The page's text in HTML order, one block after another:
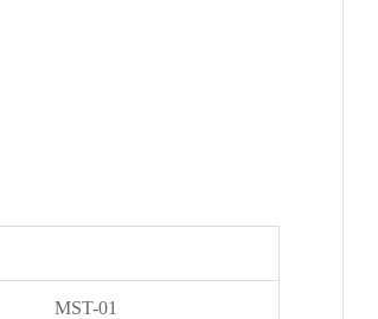
MST-01